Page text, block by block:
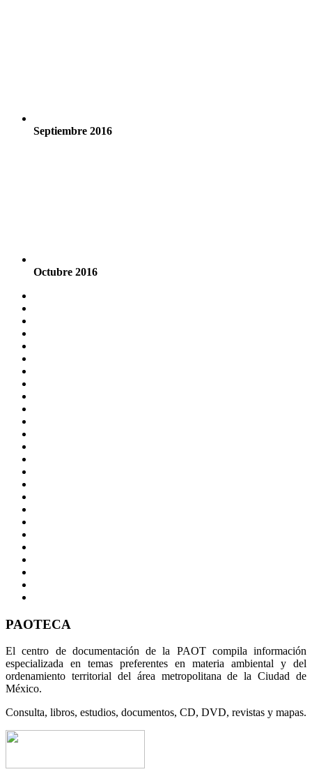
Septiembre 2016
Octubre 2016
PAOTECA
El centro de documentación de la PAOT compila información
especializada en temas preferentes en materia ambiental y del
ordenamiento territorial del área metropolitana de la Ciudad de
México.
Consulta, libros, estudios, documentos, CD, DVD, revistas y mapas.